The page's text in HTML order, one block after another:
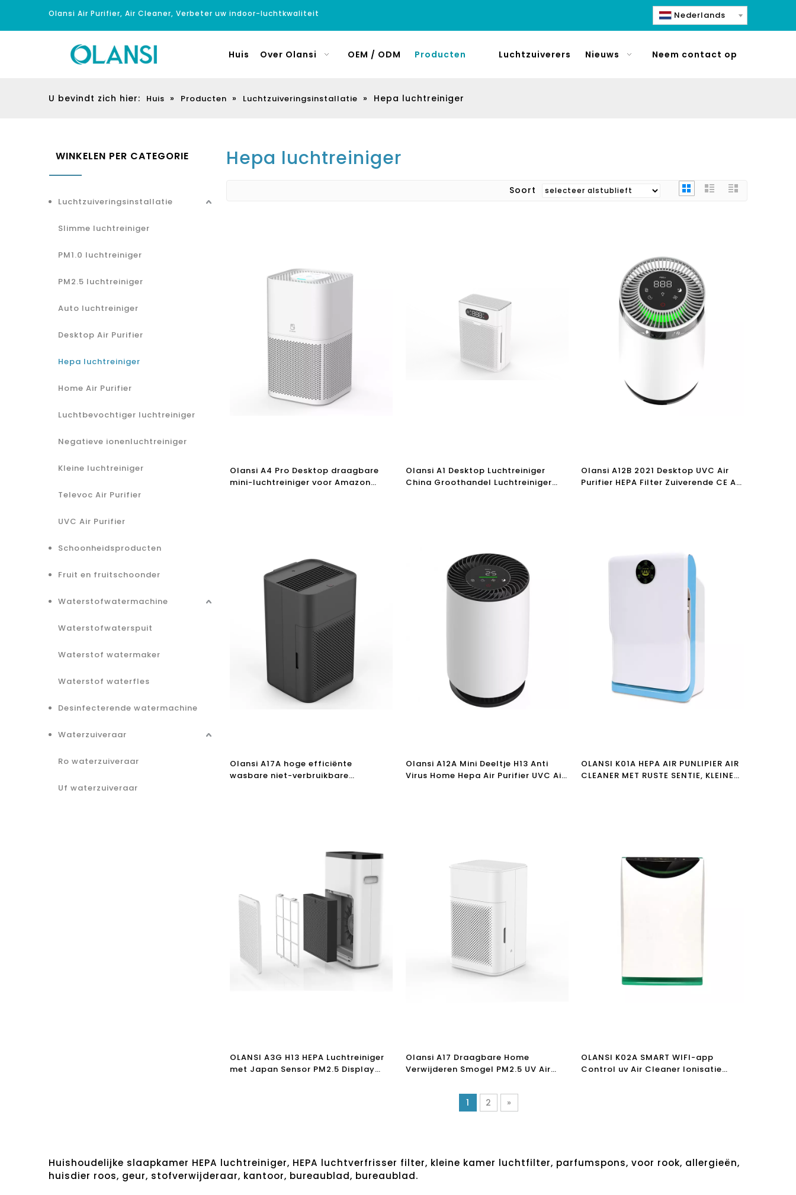
Olansi Air Purifier, Air Cleaner, Verbeter uw indoor-luchtkwaliteit Nederlands
Huis Over Olansi OEM / ODM Producten Luchtzuiverers Nieuws Neem contact op
U bevindt zich hier: Huis » Producten » Luchtzuiveringsinstallatie » Hepa luchtreiniger
WINKELEN PER CATEGORIE
Luchtzuiveringsinstallatie
Slimme luchtreiniger
PM1.0 luchtreiniger
PM2.5 luchtreiniger
Auto luchtreiniger
Desktop Air Purifier
Hepa luchtreiniger
Home Air Purifier
Luchtbevochtiger luchtreiniger
Negatieve ionenluchtreiniger
Kleine luchtreiniger
Televoc Air Purifier
UVC Air Purifier
Schoonheidsproducten
Fruit en fruitschoonder
Waterstofwatermachine
Waterstofwaterspuit
Waterstof watermaker
Waterstof waterfles
Desinfecterende watermachine
Waterzuiveraar
Ro waterzuiveraar
Uf waterzuiveraar
Hepa luchtreiniger
Soort
Olansi A4 Pro Desktop draagbare
mini-luchtreiniger voor Amazon
Olansi A1 Desktop Luchtreiniger
China Groothandel Luchtreiniger
Olansi A12B 2021 Desktop UVC Air
Purifier HEPA Filter Zuiverende CE Air
Olansi A17A hoge efficiënte
wasbare niet-verbruikbare
Olansi A12A Mini Deeltje H13 Anti
Virus Home Hepa Air Purifier UVC Air
OLANSI K01A HEPA AIR PUNLIPIER AIR
CLEANER MET RUSTE SENTIE, KLEINE
OLANSI A3G H13 HEPA Luchtreiniger
met Japan Sensor PM2.5 Display
Olansi A17 Draagbare Home
Verwijderen Smogel PM2.5 UV Air
OLANSI K02A SMART WIFI-app
Control uv Air Cleaner Ionisatie
1 2 »
Huishoudelijke slaapkamer HEPA luchtreiniger, HEPA luchtverfrisser filter, kleine kamer luchtfilter, parfumspons, voor rook, allergieën,
huisdier roos, geur, stofverwijderaar, kantoor, bureaublad, bureaublad.